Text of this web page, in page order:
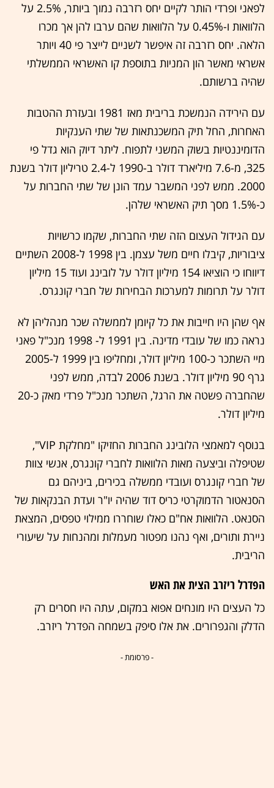
לפאני ופרדי הותר לקיים יחס רזרבה נמוך ביותר, 2.5% על
הלוואות ו-0.45% על הלוואות שהם ערבו להן אך מכרו
הלאה. יחס רזרבה זה איפשר לשניים לייצר פי 40 ויותר
אשראי מאשר הון המניות בתוספת קו האשראי הממשלתי
שהיה ברשותם.
עם הירידה הנמשכת בריבית מאז 1981 ובעזרת ההטבות
האחרות, החל תיק המשכנתאות של שתי הענקיות
הדומיננטיות בשוק המשני לתפוח. ליתר דיוק הוא גדל פי
325, מ-7.6 מיליארד דולר ב-1990 ל-2.4 טריליון דולר בשנת
2000. ממש לפני המשבר עמד הונן של שתי החברות על
כ-1.5% מסך תיק האשראי שלהן.
עם הגידול העצום הזה שתי החברות, שקמו כרשויות
ציבוריות, קיבלו חיים משל עצמן. בין 1998 ל-2008 השתיים
דיווחו כי הוציאו 154 מיליון דולר על לובינג ועוד 15 מיליון
דולר על תרומות למערכות הבחירות של חברי קונגרס.
אף שהן היו חייבות את כל קיומן לממשלה שכר מנהליהן לא
נראה כמו של עובדי מדינה. בין 1991 ל- 1998 מנכ"ל פאני
מיי השתכר כ-100 מיליון דולר, ומחליפו בין 1999 ל-2005
גרף 90 מיליון דולר. בשנת 2006 לבדה, ממש לפני
שהחברה פשטה את הרגל, השתכר מנכ"ל פרדי מאק כ-20
מיליון דולר.
בנוסף למאמצי הלובינג החברות החזיקו "מחלקת VIP",
שטיפלה וביצעה מאות הלוואות לחברי קונגרס, אנשי צוות
של חברי קונגרס ועובדי ממשלה בכירים, ביניהם גם
הסנאטור הדמוקרטי כריס דוד שהיה יו"ר ועדת הבנקאות של
הסנאט. הלוואות אח"ם כאלו שוחררו ממילוי טפסים, המצאת
ניירת ותורים, ואף נהנו מפטור מעמלות ומהנחות על שיעורי
הריבית.
הפדרל ריזרב הצית את האש
כל העצים היו מונחים אפוא במקום, עתה היו חסרים רק
הדלק והגפרורים. את אלו סיפק בשמחה הפדרל ריזרב.
- פרסומת -